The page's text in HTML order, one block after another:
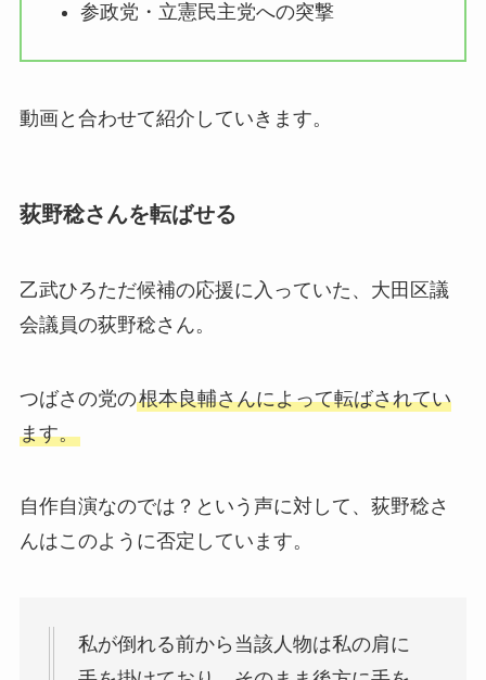
参政党・立憲民主党への突撃
動画と合わせて紹介していきます。
荻野稔さんを転ばせる
乙武ひろただ候補の応援に入っていた、大田区議
会議員の荻野稔さん。
つばさの党の根本良輔さんによって転ばされてい
ます。
自作自演なのでは？という声に対して、荻野稔さ
んはこのように否定しています。
私が倒れる前から当該人物は私の肩に